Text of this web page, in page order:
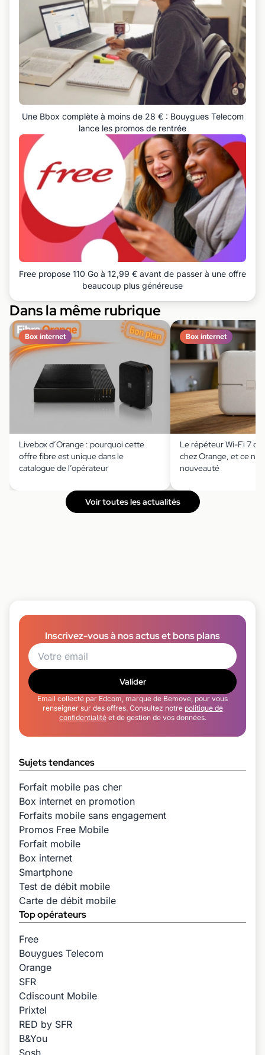
Une Bbox complète à moins de 28 € : Bouygues Telecom
lance les promos de rentrée
Free propose 110 Go à 12,99 € avant de passer à une offre
beaucoup plus généreuse
Dans la même rubrique
Box internet
Livebox d’Orange : pourquoi cette
offre fibre est unique dans le
catalogue de l’opérateur
Box internet
Le répéteur Wi-Fi 7
chez Orange, et ce
nouveauté
Voir toutes les actualités
Inscrivez-vous à nos actus et bons plans
Valider
Email collecté par Edcom, marque de Bemove, pour vous
renseigner sur des offres. Consultez notre politique de
confidentialitéet de gestion de vos données.
Sujets tendances
Forfait mobile pas cher
Box internet en promotion
Forfaits mobile sans engagement
Promos Free Mobile
Forfait mobile
Box internet
Smartphone
Test de débit mobile
Carte de débit mobile
Top opérateurs
Free
Bouygues Telecom
Orange
SFR
Cdiscount Mobile
Prixtel
RED by SFR
B&You